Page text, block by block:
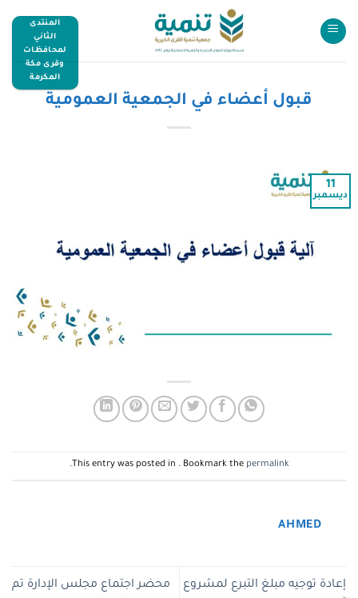
المنتدى
الثاني
لمحافظات
وقرى مكة
المكرمة
قبول أعضاء في الجمعية العمومية
11
ديسمبر
This entry was posted in . Bookmark the permalink
.
AHMED
إعادة توجيه مبلغ التبرع لمشروع
محضر اجتماع مجلس الإدارة تم